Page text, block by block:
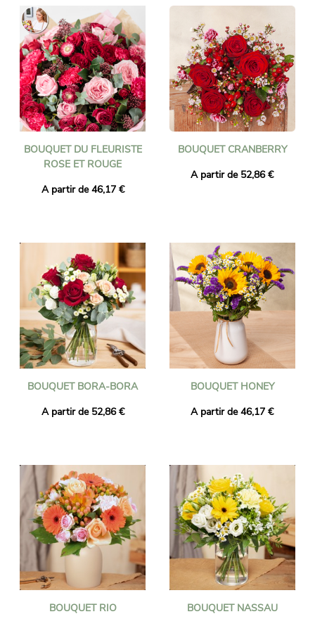
BOUQUET DU FLEURISTE
ROSE ET ROUGE
A partir de 46,17 €
BOUQUET CRANBERRY
A partir de 52,86 €
BOUQUET BORA-BORA
A partir de 52,86 €
BOUQUET HONEY
A partir de 46,17 €
BOUQUET RIO
BOUQUET NASSAU